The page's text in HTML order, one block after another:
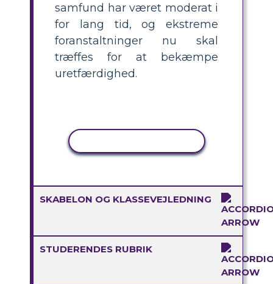
samfund har været moderat i
for lang tid, og ekstreme
foranstaltninger nu skal
træffes for at bekæmpe
uretfærdighed.
SKABELON OG KLASSEVEJLEDNING
STUDERENDES RUBRIK